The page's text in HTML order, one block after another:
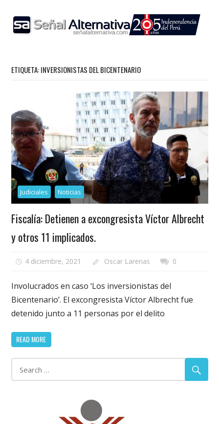
content
ETIQUETA:INVERSIONISTAS DEL BICENTENARIO
Judiciales Noticias
Fiscalía: Detienen a excongresista Víctor Albrecht
y otros 11 implicados.
4 diciembre, 2021 Oscar Larenas 0
Involucrados en caso ‘Los inversionistas del
Bicentenario’. El excongresista Víctor Albrecht fue
detenido junto a 11 personas por el delito
READ MORE